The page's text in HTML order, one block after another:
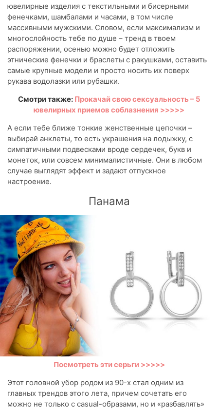
ювелирные изделия с текстильными и бисерными
фенечками, шамбалами и часами, в том числе
массивными мужскими. Словом, если максимализм и
многослойность тебе по душе – тренд в твоем
распоряжении, осенью можно будет отложить
этнические фенечки и браслеты с ракушками, оставить
самые крупные модели и просто носить их поверх
рукава водолазки или рубашки.
Смотри также: Прокачай свою сексуальность – 5
ювелирных приемов соблазнения >>>>>
А если тебе ближе тонкие женственные цепочки –
выбирай анклеты, то есть украшения на лодыжку, с
симпатичными подвесками вроде сердечек, букв и
монеток, или совсем минималистичные. Они в любом
случае выглядят эффект и задают отпускное
настроение.
Панама
Посмотреть эти серьги >>>>>
Этот головной убор родом из 90-х стал одним из
главных трендов этого лета, причем сочетать его
можно не только с casual-образами, но и «разбавлять»